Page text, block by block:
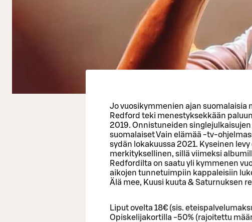
Jo vuosikymmenien ajan suomalaisia
Redford teki menestyksekkään
2019. Onnistuneiden
suomalaiset Vain elämää -tv-
sydän lokakuussa 2021. Kyseinen
merkityksellinen, sillä viimeksi
Redfordilta on saatu yli kymmenen
aikojen tunnetuimpiin kappaleisiin
Älä mee, Kuusi kuuta & Saturnuksen
Liput ovelta 18€ (sis.
Opiskelijakortilla -50% (rajoitettu